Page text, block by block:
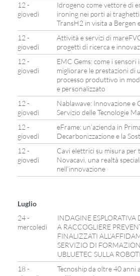
12 -
giovedì
Idrogeno come vettore di
ironing nei porti ai traghetti
TransH2 in visita a Bergen
12 -
giovedì
Attività e servizi di
progetti di ricerca e
12 -
giovedì
EMC Gems: come i
migliorare le prestazioni di
processo produttivo in
e personalizzato
12 -
giovedì
Nablawave: Innovazione e
Servizio delle Tecnologie
12 -
giovedì
eFrame: un’azienda in
Decarbonizzazione e la
12 -
giovedì
Cavi elettrici su misura per
Novacavi, una realtà
nell’innovazione
Luglio
24 -
mercoledì
INDAGINE ESPLORATIVA
A RACCOGLIERE
FINALIZZATI
SERVIZIO DI
UBLUETEC SULLA
18 -
Tecnoship da oltre 40 anni